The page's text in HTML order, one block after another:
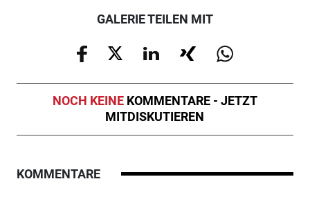
GALERIE TEILEN MIT
NOCH KEINE KOMMENTARE - JETZT
MITDISKUTIEREN
KOMMENTARE